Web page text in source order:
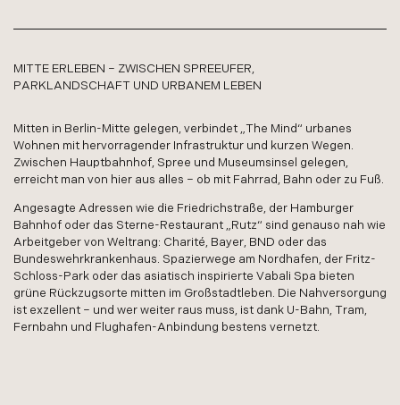
MITTE ERLEBEN – ZWISCHEN SPREEUFER,
PARKLANDSCHAFT UND URBANEM LEBEN
Mitten in Berlin-Mitte gelegen, verbindet „The Mind“ urbanes
Wohnen mit hervorragender Infrastruktur und kurzen Wegen.
Zwischen Hauptbahnhof, Spree und Museumsinsel gelegen,
erreicht man von hier aus alles – ob mit Fahrrad, Bahn oder zu Fuß.
Angesagte Adressen wie die Friedrichstraße, der Hamburger
Bahnhof oder das Sterne-Restaurant „Rutz“ sind genauso nah wie
Arbeitgeber von Weltrang: Charité, Bayer, BND oder das
Bundeswehrkrankenhaus. Spazierwege am Nordhafen, der Fritz-
Schloss-Park oder das asiatisch inspirierte Vabali Spa bieten
grüne Rückzugsorte mitten im Großstadtleben. Die Nahversorgung
ist exzellent – und wer weiter raus muss, ist dank U-Bahn, Tram,
Fernbahn und Flughafen-Anbindung bestens vernetzt.